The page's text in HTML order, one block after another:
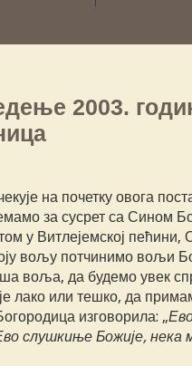
2003.
на почетку овога
за сусрет са Сином
у Витлејемској пећини,
вољу потчинимо вољи
воља, да будемо увек
лако или тешко, да
изговорила: „
слушкиње Божије, нека